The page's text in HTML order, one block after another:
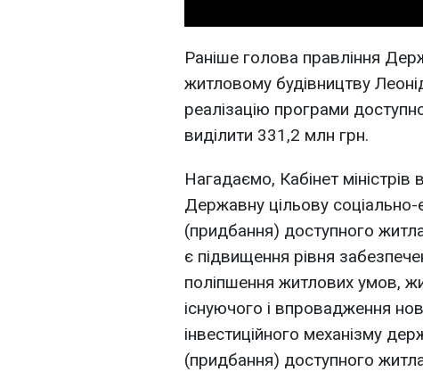
Раніше голова правління
житловому будівництву
реалізацію програми
виділити 331,2 млн грн.
Нагадаємо, Кабінет
Державну цільову соціально-
(придбання) доступного
є підвищення рівня
поліпшення житлових умов,
існуючого і впровадження
інвестиційного механізму
(придбання) доступного